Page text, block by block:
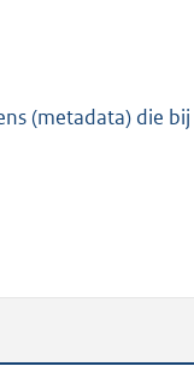
(metadata) die